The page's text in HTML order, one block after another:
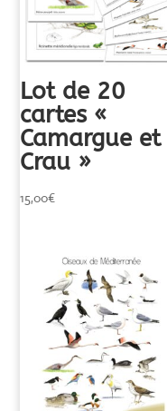
Lot de 20
cartes «
Camargue et
Crau »
15,00€